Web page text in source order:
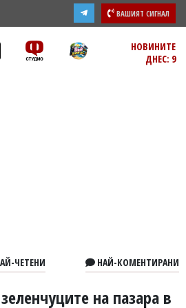
ВАШИЯТ СИГНАЛ
НОВИНИТЕ
ДНЕС: 9
ЧЕТЕНИ НАЙ-КОМЕНТИРАНИ
на пазара в